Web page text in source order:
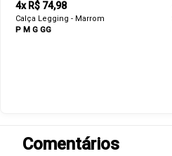
4x R$ 74,98
Calça Legging - Marrom
P M G GG
Comentários